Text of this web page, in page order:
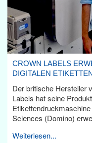
CROWN LABELS
DIGITALEN
Der britische Hersteller
Labels hat seine
Sciences (Domino)
Weiterlesen...